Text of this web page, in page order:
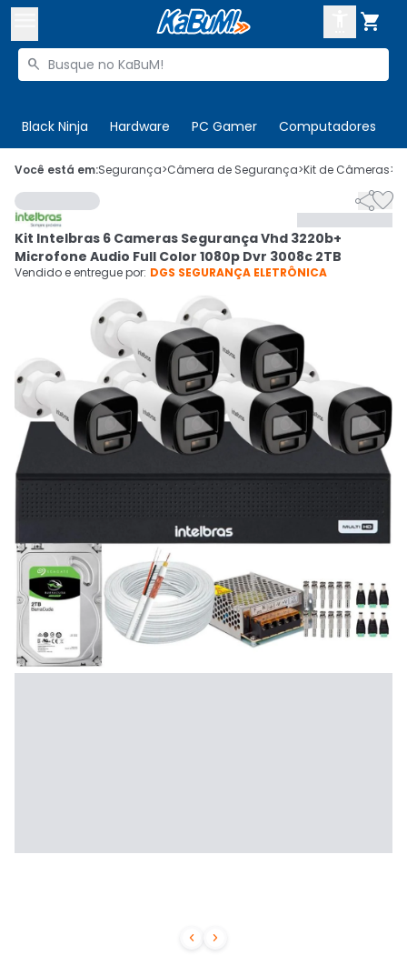

Buscar produtos

Black Ninja Hardware PC Gamer Computadores
 Olá. Acesse sua conta
 Departamentos
 Cupons
Ativar tradutor em libras
CADASTRE-SE
Você está em:Segurança>Câmera de Segurança>Kit de Câmeras>
 

Kit Intelbras 6 Cameras Segurança Vhd 3220b+
Microfone Audio Full Color 1080p Dvr 3008c 2TB
Vendido e entregue por: DGS SEGURANÇA ELETRÔNICA